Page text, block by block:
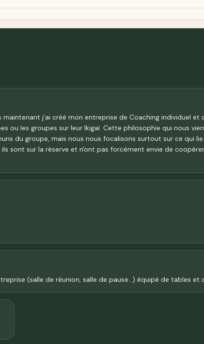
j'ai créé mon entreprise de Coaching individuel et
ou les groupes sur leur Ikigaï. Cette philosophie qui nous
du groupe, mais nous nous focalisons surtout sur ce qui
sont sur la réserve et n'ont pas forcément envie de
(salle de réunion, salle de pause...) équipé de tables et